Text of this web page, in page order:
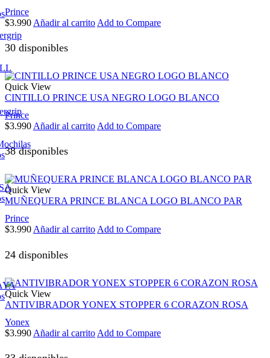
Prince
$3.990 Añadir al carrito Add to Compare
30 disponibles
Quick View
CINTILLO PRINCE USA NEGRO LOGO BLANCO
Prince
$3.990 Añadir al carrito Add to Compare
38 disponibles
Quick View
MUÑEQUERA PRINCE BLANCA LOGO BLANCO PAR
Prince
$3.990Añadir al carritoAdd to Compare
24 disponibles
Quick View
ANTIVIBRADOR YONEX STOPPER 6 CORAZON ROSA
Yonex
$3.990 Añadir al carrito Add to Compare